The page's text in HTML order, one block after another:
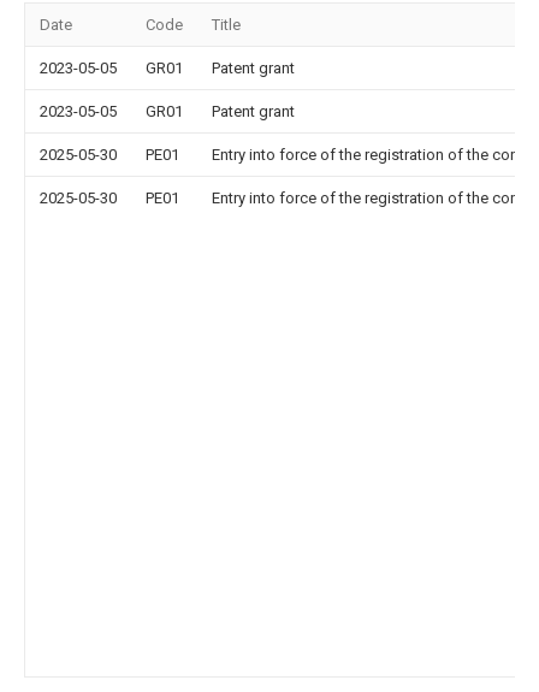
Date Code Title
2023-05-05 GR01 Patent grant
2023-05-05 GR01 Patent grant
2025-05-30 PE01 Entry into force of the registration of the
2025-05-30 PE01 Entry into force of the registration of the